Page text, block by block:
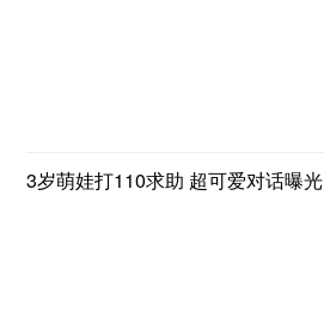
3岁萌娃打110求助 超可爱对话曝光